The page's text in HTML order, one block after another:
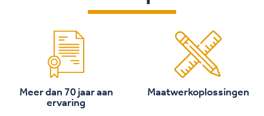
Meer dan 70 jaar aan
ervaring
Maatwerkoplossingen